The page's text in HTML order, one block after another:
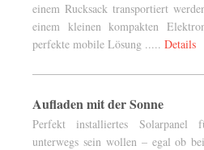
einem Rucksack transportiert
einem kleinen kompakten
perfekte mobile Lösung ..... Details
Aufladen mit der Sonne
Perfekt installiertes
unterwegs sein wollen – egal ob